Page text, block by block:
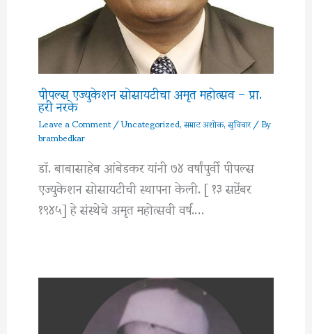
पीपल्स एज्युकेशन सोसायटीचा अमृत महोत्सव – प्रा.
हरी नरके
Leave a Comment/Uncategorized,सम्राट अशोक,सुविचार/ By
brambedkar
डॉ. बाबासाहेब आंबेडकर यांनी ७४ वर्षांपुर्वी पीपल्स
एज्युकेशन सोसायटीची स्थापना केली. [ १३ सप्टेंबर
१९४५] हे संस्थेचे अमृत महोत्सवी वर्ष.…